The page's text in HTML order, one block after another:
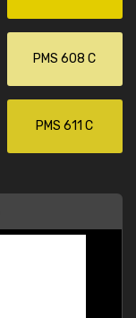
PMS 608 C
PMS 611 C